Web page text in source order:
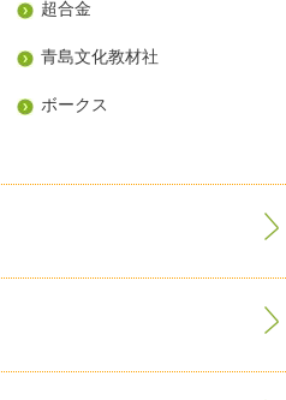
超合金
青島文化教材社
ボークス